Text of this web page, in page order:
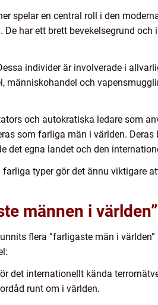
spelar en central roll i den
har ett brett bevekelsegrund
individer är involverade i
människohandel och
och autokratiska ledare som
som farliga män i världen.
det egna landet och den
typer gör det ännu viktigare
männen i världen”
flera ”farligaste män i
det internationellt kända
runt om i världen.